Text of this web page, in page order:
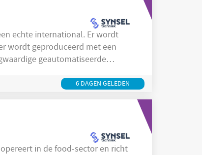
wordt geproduceerd met een
geautomatiseerde
rol van
Procesoperatorwerk je in
6 DAGEN GELEDEN